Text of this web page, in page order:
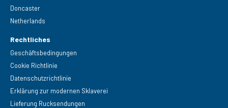
Doncaster
Netherlands
Rechtliches
Geschäftsbedingungen
Cookie Richtlinie
Datenschutzrichtlinie
Erklärung zur modernen Sklaverei
Lieferung Rucksendungen